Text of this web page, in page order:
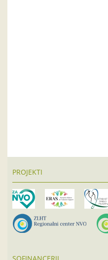
PROJEKTI